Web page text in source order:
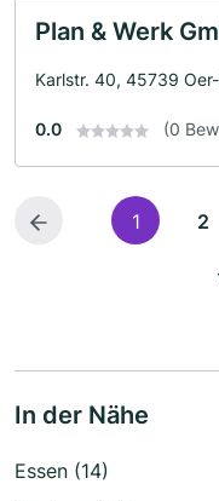
Plan & Werk
Karlstr. 40, 45739
0.0 (0
1 2
In der Nähe
Essen (14)